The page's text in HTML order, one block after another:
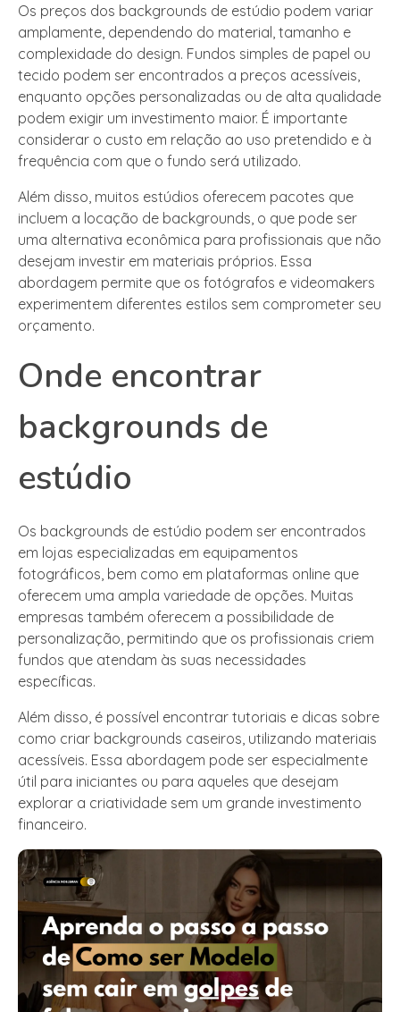
Os preços dos backgrounds de estúdio podem variar
amplamente, dependendo do material, tamanho e
complexidade do design. Fundos simples de papel ou
tecido podem ser encontrados a preços acessíveis,
enquanto opções personalizadas ou de alta qualidade
podem exigir um investimento maior. É importante
considerar o custo em relação ao uso pretendido e à
frequência com que o fundo será utilizado.
Além disso, muitos estúdios oferecem pacotes que
incluem a locação de backgrounds, o que pode ser
uma alternativa econômica para profissionais que não
desejam investir em materiais próprios. Essa
abordagem permite que os fotógrafos e videomakers
experimentem diferentes estilos sem comprometer seu
orçamento.
Onde encontrar
backgrounds de
estúdio
Os backgrounds de estúdio podem ser encontrados
em lojas especializadas em equipamentos
fotográficos, bem como em plataformas online que
oferecem uma ampla variedade de opções. Muitas
empresas também oferecem a possibilidade de
personalização, permitindo que os profissionais criem
fundos que atendam às suas necessidades
específicas.
Além disso, é possível encontrar tutoriais e dicas sobre
como criar backgrounds caseiros, utilizando materiais
acessíveis. Essa abordagem pode ser especialmente
útil para iniciantes ou para aqueles que desejam
explorar a criatividade sem um grande investimento
financeiro.